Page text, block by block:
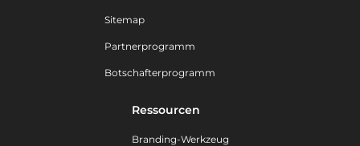
Sitemap
Partnerprogramm
Botschafterprogramm
Ressourcen
Branding-Werkzeug